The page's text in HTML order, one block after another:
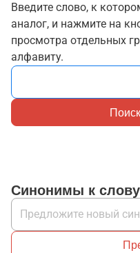
Введите слово, к
аналог, и нажмите на
просмотра отдельных
алфавиту.
Синонимы к